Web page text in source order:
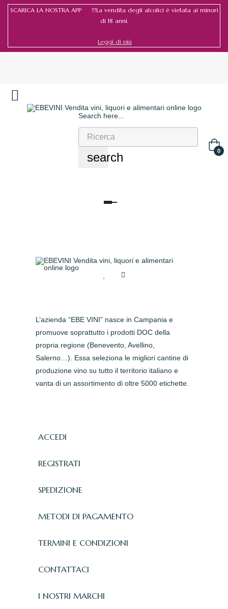
SCARICA LA NOSTRA APP !!!La vendita degli alcolici è vietata ai minori
di 18 anni.
Leggi di più
Search here...
search 0
navigazione
L’azienda “EBE VINI” nasce in Campania e
promuove soprattutto i prodotti DOC della
propria regione (Benevento, Avellino,
Salerno…). Essa seleziona le migliori cantine di
produzione vino su tutto il territorio italiano e
vanta di un assortimento di oltre 5000 etichette.
ACCEDI
REGISTRATI
SPEDIZIONE
METODI DI PAGAMENTO
TERMINI E CONDIZIONI
CONTATTACI
I NOSTRI MARCHI